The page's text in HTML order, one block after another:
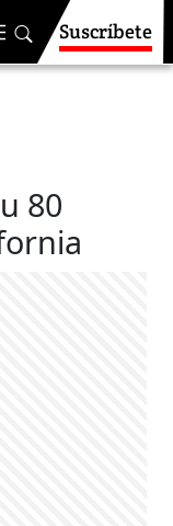
Suscríbete
80